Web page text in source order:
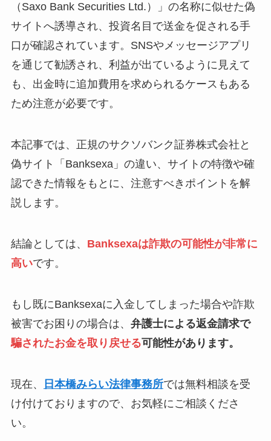
（Saxo Bank Securities Ltd.）」の名称に似せた偽
サイトへ誘導され、投資名目で送金を促される手
口が確認されています。SNSやメッセージアプリ
を通じて勧誘され、利益が出ているように見えて
も、出金時に追加費用を求められるケースもある
ため注意が必要です。
本記事では、正規のサクソバンク証券株式会社と
偽サイト「Banksexa」の違い、サイトの特徴や確
認できた情報をもとに、注意すべきポイントを解
説します。
結論としては、 Banksexaは詐欺の可能性が非常に
高いです。
もし既にBanksexaに入金してしまった場合や詐欺
被害でお困りの場合は、 弁護士による返金請求で
騙されたお金を取り戻せる可能性があります。
現在、 日本橋みらい法律事務所では無料相談を受
け付けておりますので、お気軽にご相談くださ
い。